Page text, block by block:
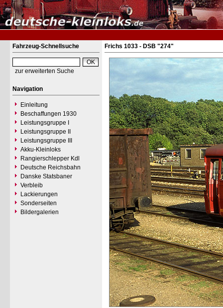
Fahrzeug-Schnellsuche
zur erweiterten Suche
Navigation
Einleitung
Beschaffungen 1930
Leistungsgruppe I
Leistungsgruppe II
Leistungsgruppe III
Akku-Kleinloks
Rangierschlepper Kdl
Deutsche Reichsbahn
Danske Statsbaner
Verbleib
Lackierungen
Sonderseiten
Bildergalerien
Frichs 1033 - DSB "274"